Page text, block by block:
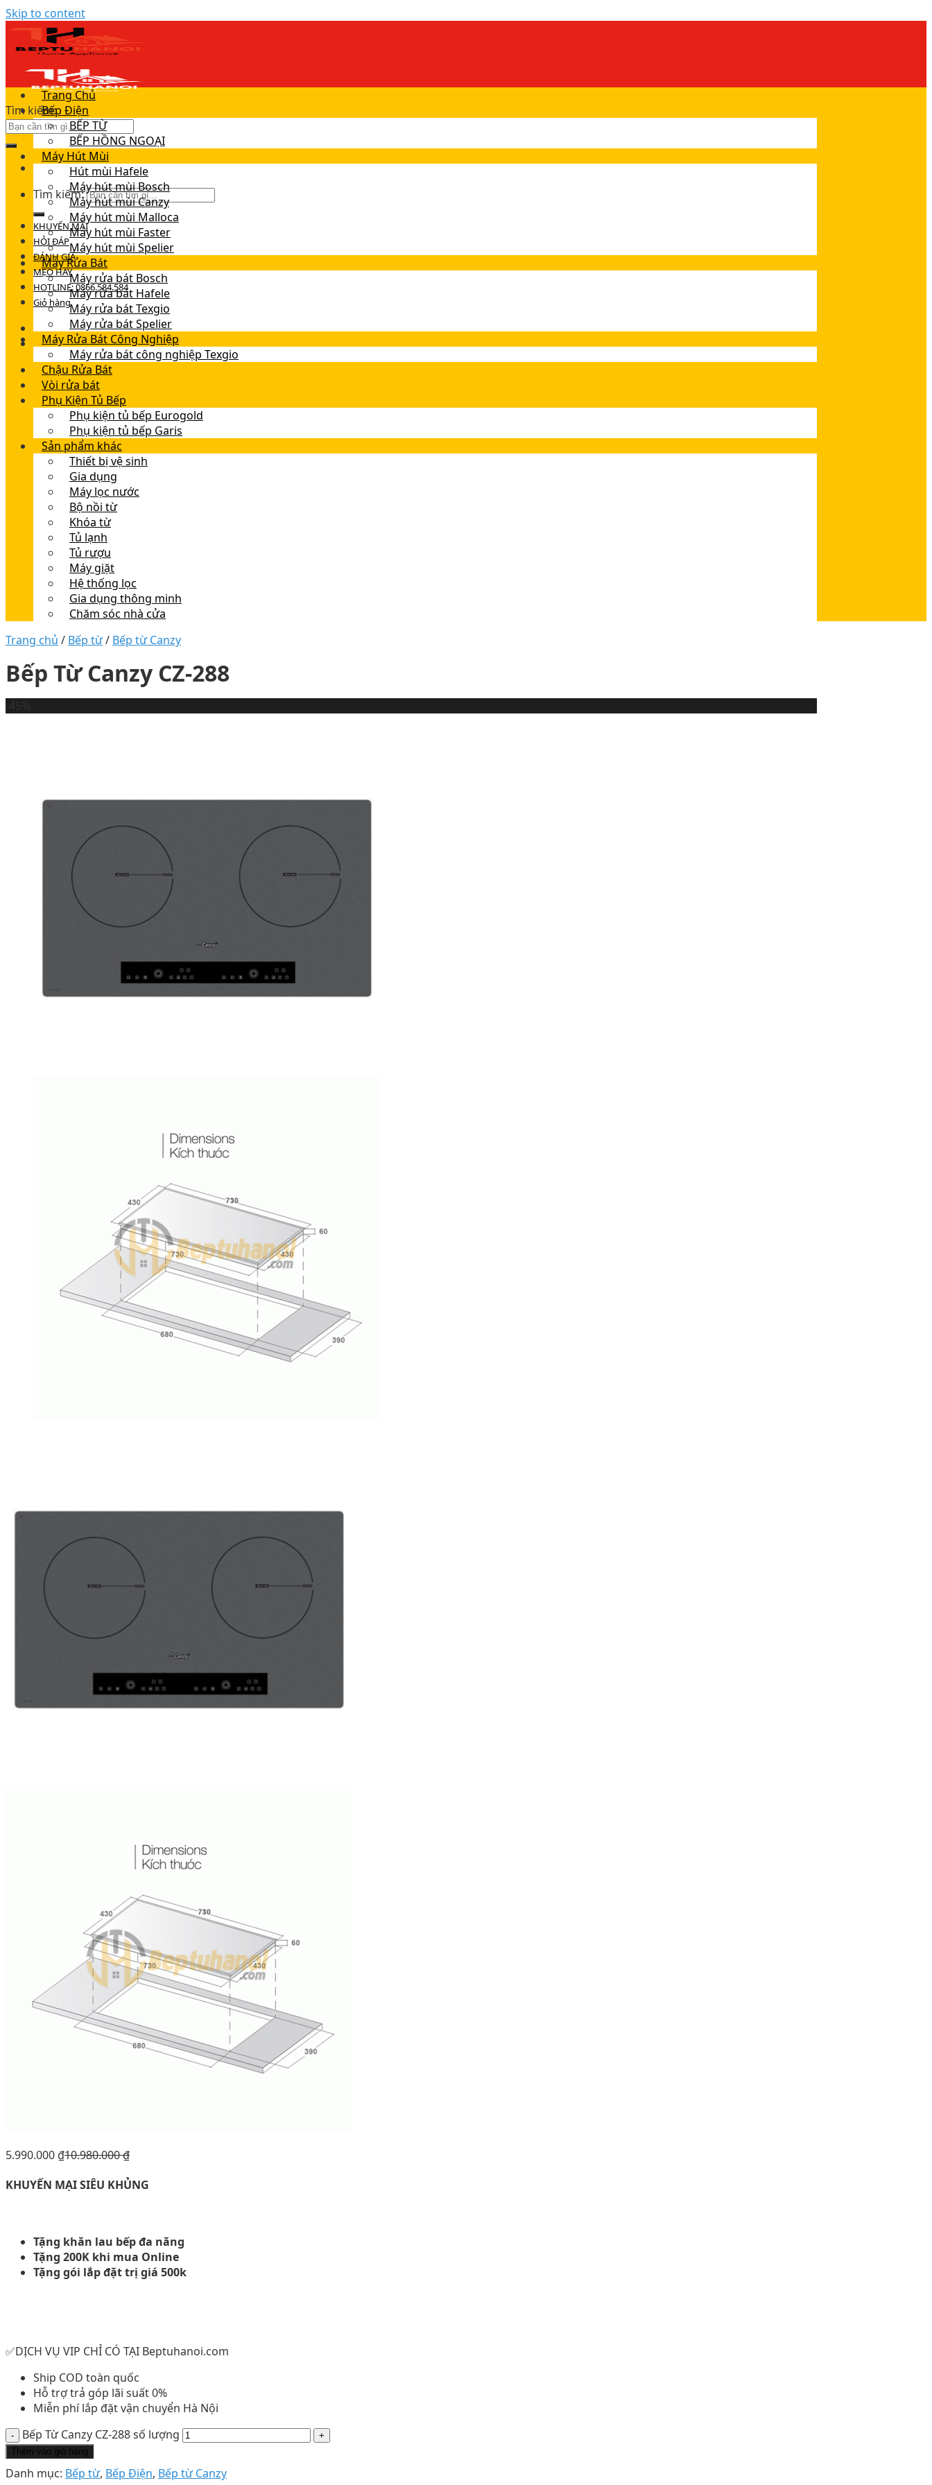
Skip to content
Tìm kiếm:
Tìm kiếm:
KHUYẾN MÃI
HỎI ĐÁP
ĐÁNH GIÁ
MẸO HAY
HOTLINE: 0866.584.584
Giỏ hàng
Trang Chủ
Bếp Điện
BẾP TỪ
BẾP HỒNG NGOẠI
Máy Hút Mùi
Hút mùi Hafele
Máy hút mùi Bosch
Máy hút mùi Canzy
Máy hút mùi Malloca
Máy hút mùi Faster
Máy hút mùi Spelier
Máy Rửa Bát
Máy rửa bát Bosch
Máy rửa bát Hafele
Máy rửa bát Texgio
Máy rửa bát Spelier
Máy Rửa Bát Công Nghiệp
Máy rửa bát công nghiệp Texgio
Chậu Rửa Bát
Vòi rửa bát
Phụ Kiện Tủ Bếp
Phụ kiện tủ bếp Eurogold
Phụ kiện tủ bếp Garis
Sản phẩm khác
Thiết bị vệ sinh
Gia dụng
Máy lọc nước
Bộ nồi từ
Khóa từ
Tủ lạnh
Tủ rượu
Máy giặt
Hệ thống lọc
Gia dụng thông minh
Chăm sóc nhà cửa
Trang chủ / Bếp từ/ Bếp từ Canzy
Bếp Từ Canzy CZ-288
5.990.000 ₫10.980.000₫
KHUYẾN MẠI SIÊU KHỦNG
Tặng khăn lau bếp đa năng
Tặng 200K khi mua Online
Tặng gói lắp đặt trị giá 500k
✅DỊCH VỤ VIP CHỈ CÓ TẠI Beptuhanoi.com
Ship COD toàn quốc
Hỗ trợ trả góp lãi suất 0%
Miễn phí lắp đặt vận chuyển Hà Nội
Bếp Từ Canzy CZ-288 số lượng
Thêm vào giỏ hàng
Danh mục: Bếp từ, Bếp Điện, Bếp từ Canzy